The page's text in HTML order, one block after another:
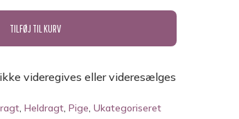
TILFØJ TIL KURV
videregives eller videresælges
, Heldragt, Pige, Ukategoriseret